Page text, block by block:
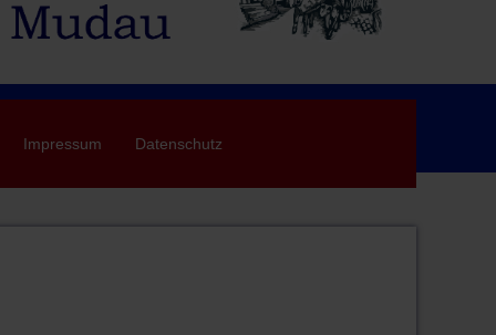
Impressum Datenschutz